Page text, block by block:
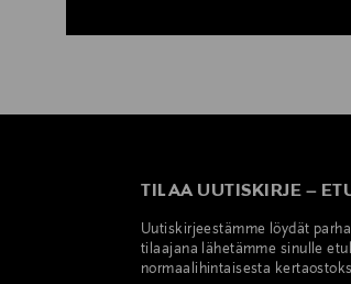
TILAA UUTISKIRJE –
Uutiskirjeestämme löydät
tilaajana lähetämme sinulle
normaalihintaisesta